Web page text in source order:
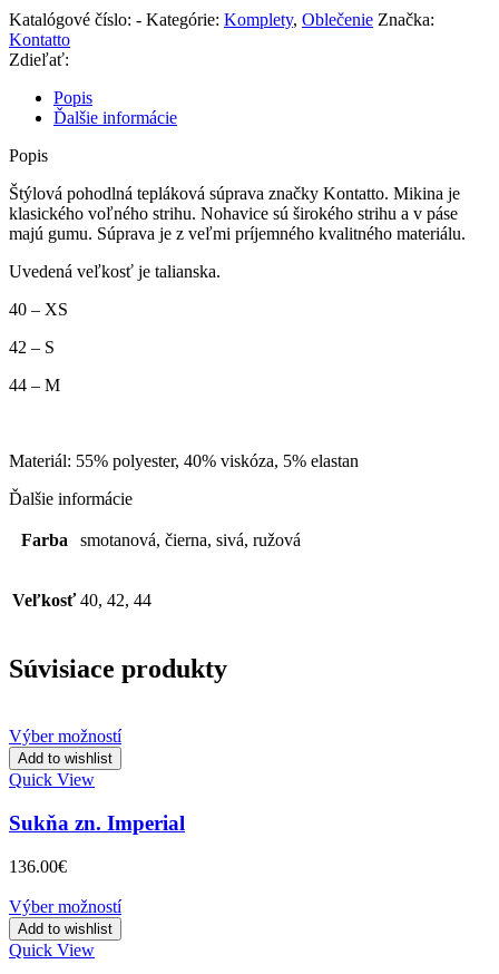
Katalógové číslo: - Kategórie: Komplety, Oblečenie Značka:
Kontatto
Zdieľať:
Popis
Ďalšie informácie
Popis
Štýlová pohodlná tepláková súprava značky Kontatto. Mikina je
klasického voľného strihu. Nohavice sú širokého strihu a v páse
majú gumu. Súprava je z veľmi príjemného kvalitného materiálu.
Uvedená veľkosť je talianska.
40 – XS
42 – S
44 – M
Materiál: 55% polyester, 40% viskóza, 5% elastan
Ďalšie informácie
Farba smotanová, čierna, sivá, ružová
Veľkosť 40, 42, 44
Súvisiace produkty
Výber možností
Add to wishlist
Quick View
Sukňa zn. Imperial
136.00€
Výber možností
Add to wishlist
Quick View